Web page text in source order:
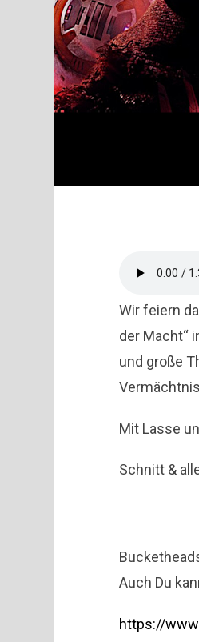
Wir feiern
der Macht“
und große
Mit Lasse
Schnitt &
Auch Du
https://